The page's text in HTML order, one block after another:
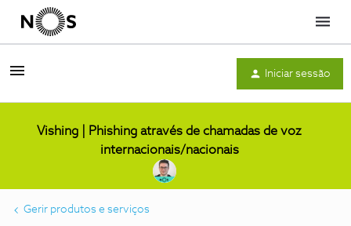
Menu
Iniciar sessão
Vishing | Phishing através de chamadas de voz
internacionais/nacionais
Gerir produtos e serviços